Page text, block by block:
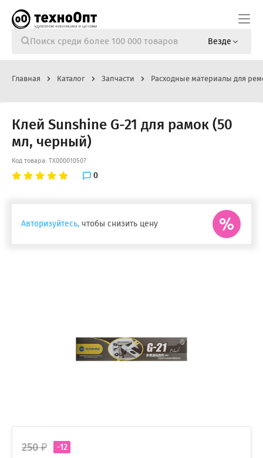
Везде
Главная Каталог Запчасти Расходные материалы для
Клей Sunshine G-21 для рамок (50
мл, черный)
Код товара: ТХ000010507
0
Авторизуйтесь, чтобы снизить цену
-12
250 ₽